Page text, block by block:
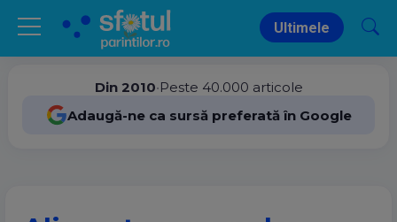
Ultimele
Din 2010•Peste 40.000 articole
Adaugă-ne ca sursă preferată în Google